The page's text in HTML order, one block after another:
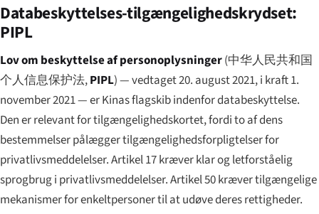
Databeskyttelses-tilgængeligheds­krydset:
PIPL
Lov om beskyttelse af personoplysninger(中华人民共和国
个人信息保护法,PIPL) — vedtaget 20. august 2021, i kraft 1.
november 2021 — er Kinas flagskib indenfor databeskyttelse.
Den er relevant for tilgængeligheds­kortet, fordi to af dens
bestemmelser pålægger tilgængeligheds­forpligtelser for
privatlivs­meddelelser. Artikel 17 kræver klar og letforståelig
sprogbrug i privatlivs­meddelelser. Artikel 50 kræver tilgængelige
mekanismer for enkeltpersoner til at udøve deres rettigheder.